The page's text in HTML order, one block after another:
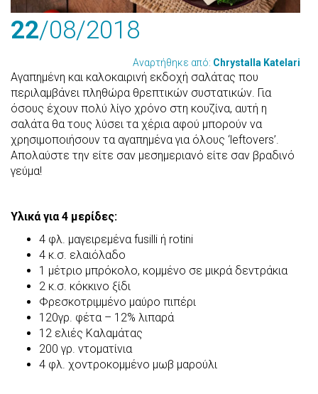
22/08/2018
Αναρτήθηκε από: Chrystalla Katelari
Αγαπημένη και καλοκαιρινή εκδοχή σαλάτας που
περιλαμβάνει πληθώρα θρεπτικών συστατικών. Για
όσους έχουν πολύ λίγο χρόνο στη κουζίνα, αυτή η
σαλάτα θα τους λύσει τα χέρια αφού μπορούν να
χρησιμοποιήσουν τα αγαπημένα για όλους ‘leftovers’.
Απολαύστε την είτε σαν μεσημεριανό είτε σαν βραδινό
γεύμα!
Υλικά για 4 μερίδες:
4 φλ. μαγειρεμένα fusilli ή rotini
4 κ.σ. ελαιόλαδο
1 μέτριο μπρόκολο, κομμένο σε μικρά δεντράκια
2 κ.σ. κόκκινο ξίδι
Φρεσκοτριμμένο μαύρο πιπέρι
120γρ. φέτα – 12% λιπαρά
12 ελιές Καλαμάτας
200 γρ. ντοματίνια
4 φλ. χοντροκομμένο μωβ μαρούλι